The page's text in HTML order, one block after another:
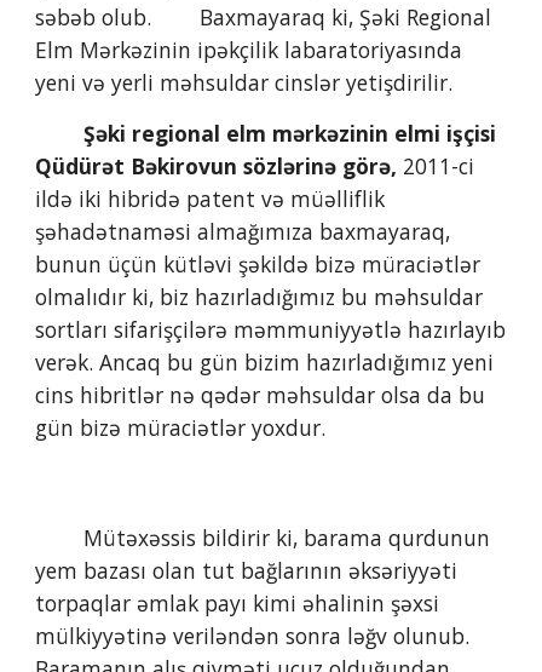
səbəb olub.        Baxmayaraq ki, Şəki Regional
Elm Mərkəzinin ipəkçilik labaratoriyasında
yeni və yerli məhsuldar cinslər yetişdirilir.
Şəki regional elm mərkəzinin elmi işçisi
Qüdürət Bəkirovun sözlərinə görə, 2011-ci
ildə iki hibridə patent və müəlliflik
şəhadətnaməsi almağımıza baxmayaraq,
bunun üçün kütləvi şəkildə bizə müraciətlər
olmalıdır ki, biz hazırladığımız bu məhsuldar
sortları sifarişçilərə məmmuniyyətlə hazırlayıb
verək. Ancaq bu gün bizim hazırladığımız yeni
cins hibritlər nə qədər məhsuldar olsa da bu
gün bizə müraciətlər yoxdur.
yem bazası olan tut bağlarının əksəriyyəti
torpaqlar əmlak payı kimi əhalinin şəxsi
mülkiyyətinə veriləndən sonra ləğv olunub.